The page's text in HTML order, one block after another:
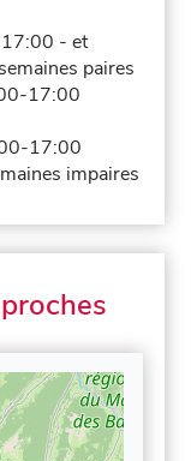
-et
paires
17:00
17:00
impaires